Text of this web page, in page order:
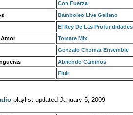
Con Fuerza
Bamboleo Live Galiano
El Rey De Las Profundidades
Amor Tomate Mix
Gonzalo Chomat Ensemble
Abriendo Caminos
Fluir
playlist updated January 5, 2009